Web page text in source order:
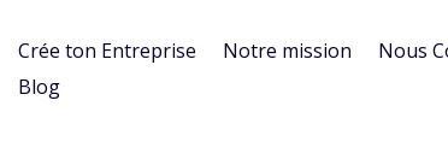
Crée ton Entreprise Notre mission Nous
Blog